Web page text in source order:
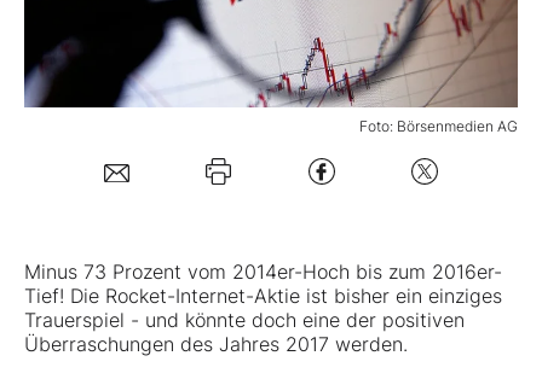
Mein B:O
Kontakt
Foto: Börsenmedien AG
Minus 73 Prozent vom 2014er-Hoch bis zum 2016er-
Tief! Die Rocket-Internet-Aktie ist bisher ein einziges
Trauerspiel - und könnte doch eine der positiven
Überraschungen des Jahres 2017 werden.